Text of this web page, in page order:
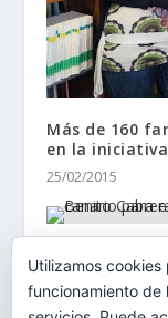
Más de 160
en la
25/02/2015
Benito
folklore
17/10/2014
Utilizamos
funcionamiento de